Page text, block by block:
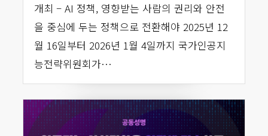
개최 – AI 정책, 영향받는 사람의 권리와 안전
을 중심에 두는 정책으로 전환해야 2025년 12
월 16일부터 2026년 1월 4일까지 국가인공지
능전략위원회가…